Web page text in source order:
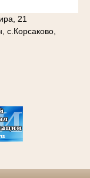
21
с.Корсаково,